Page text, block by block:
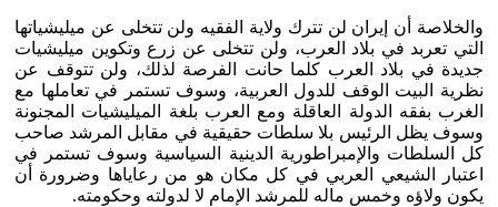
والخلاصة أن إيران لن تترك ولاية الفقيه ولن تتخلى عن ميليشياتها
التي تعربد في بلاد العرب، ولن تتخلى عن زرع وتكوين ميليشيات
جديدة في بلاد العرب كلما حانت الفرصة لذلك، ولن تتوقف عن
نظرية البيت الوقف للدول العربية، وسوف تستمر في تعاملها مع
الغرب بفقه الدولة العاقلة ومع العرب بلغة الميليشيات المجنونة
وسوف يظل الرئيس بلا سلطات حقيقية في مقابل المرشد صاحب
كل السلطات والإمبراطورية الدينية السياسية وسوف تستمر في
اعتبار الشيعي العربي في كل مكان هو من رعاياها وضرورة أن
يكون ولاؤه وخمس ماله للمرشد الإمام لا لدولته وحكومته.